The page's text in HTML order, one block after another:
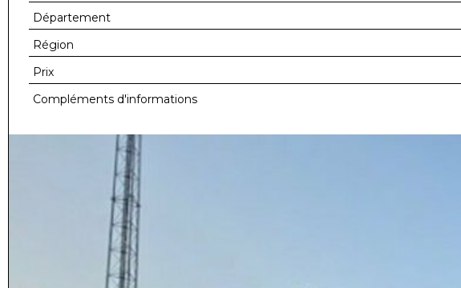
Département
Région
Prix
Compléments d'informations